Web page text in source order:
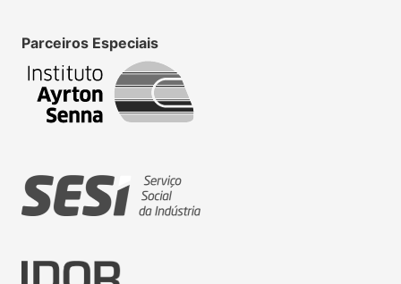
Parceiros Especiais